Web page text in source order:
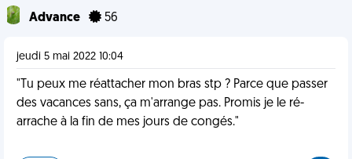
Advance 56
jeudi 5 mai 2022 10:04
"Tu peux me réattacher mon bras stp ? Parce que passer
des vacances sans, ça m'arrange pas. Promis je le ré-
arrache à la fin de mes jours de congés."